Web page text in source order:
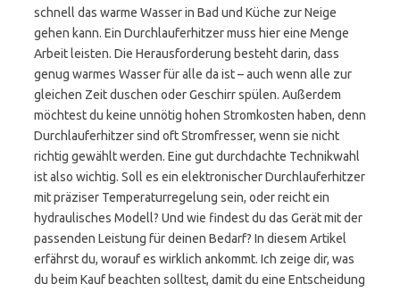
schnell das warme Wasser in Bad und Küche zur Neige
gehen kann. Ein Durchlauferhitzer muss hier eine Menge
Arbeit leisten. Die Herausforderung besteht darin, dass
genug warmes Wasser für alle da ist – auch wenn alle zur
gleichen Zeit duschen oder Geschirr spülen. Außerdem
möchtest du keine unnötig hohen Stromkosten haben, denn
Durchlauferhitzer sind oft Stromfresser, wenn sie nicht
richtig gewählt werden. Eine gut durchdachte Technikwahl
ist also wichtig. Soll es ein elektronischer Durchlauferhitzer
mit präziser Temperaturregelung sein, oder reicht ein
hydraulisches Modell? Und wie findest du das Gerät mit der
passenden Leistung für deinen Bedarf? In diesem Artikel
erfährst du, worauf es wirklich ankommt. Ich zeige dir, was
du beim Kauf beachten solltest, damit du eine Entscheidung